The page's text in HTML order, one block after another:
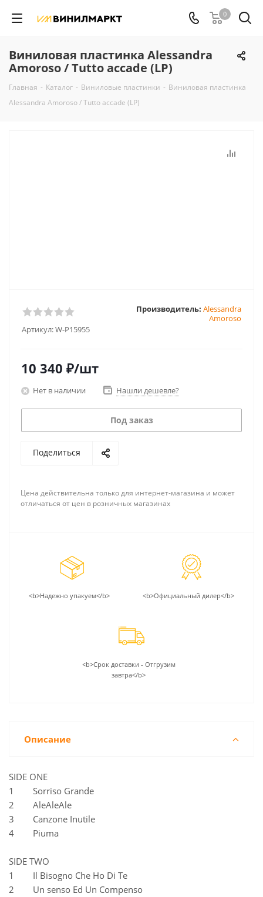
0
Виниловая пластинка Alessandra
Amoroso / Tutto accade (LP)
Главная - Каталог - Виниловые пластинки - Виниловая пластинка
Alessandra Amoroso / Tutto accade (LP)
Артикул:W-P15955
Производитель: Alessandra
Amoroso
10 340 ₽/шт
Нет в наличии Нашли дешевле?
Под заказ
Поделиться
Цена действительна только для интернет-магазина и может
отличаться от цен в розничных магазинах
<b>Надежно упакуем</b> <b>Официальный дилер</b>
<b>Срок доставки - Отгрузим
завтра</b>
Описание
SIDE ONE
1 Sorriso Grande
2 AleAleAle
3 Canzone Inutile
4 Piuma
SIDE TWO
1 Il Bisogno Che Ho Di Te
2 Un senso Ed Un Compenso